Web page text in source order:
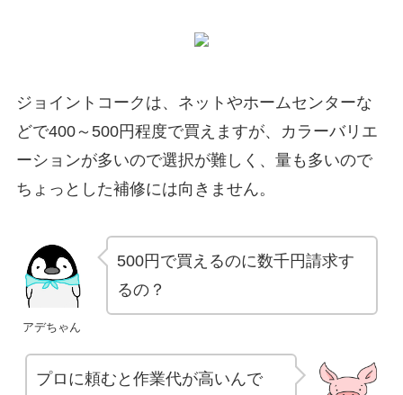
ジョイントコークは、ネットやホームセンターな
どで400～500円程度で買えますが、カラーバリエ
ーションが多いので選択が難しく、量も多いので
ちょっとした補修には向きません。
アデちゃん
500円で買えるのに数千円請求す
るの？
プロに頼むと作業代が高いんで